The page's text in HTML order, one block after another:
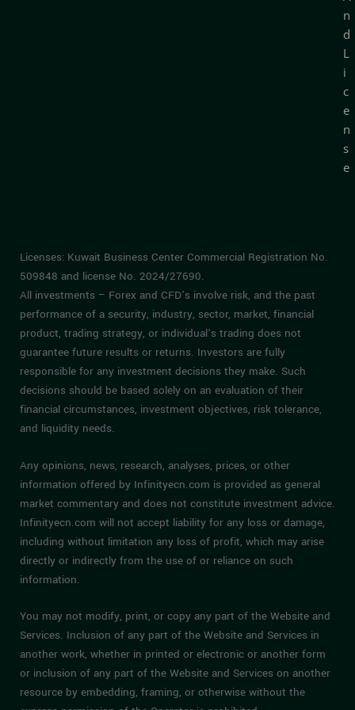
n
d
L
i
c
e
n
s
e
Licenses: Kuwait Business Center Commercial Registration No.
509848 and license No. 2024/27690.
All investments – Forex and CFD’s involve risk, and the past
performance of a security, industry, sector, market, financial
product, trading strategy, or individual’s trading does not
guarantee future results or returns. Investors are fully
responsible for any investment decisions they make. Such
decisions should be based solely on an evaluation of their
financial circumstances, investment objectives, risk tolerance,
and liquidity needs.
Any opinions, news, research, analyses, prices, or other
information offered by Infinityecn.com is provided as general
market commentary and does not constitute investment advice.
Infinityecn.com will not accept liability for any loss or damage,
including without limitation any loss of profit, which may arise
directly or indirectly from the use of or reliance on such
information.
You may not modify, print, or copy any part of the Website and
Services. Inclusion of any part of the Website and Services in
another work, whether in printed or electronic or another form
or inclusion of any part of the Website and Services on another
resource by embedding, framing, or otherwise without the